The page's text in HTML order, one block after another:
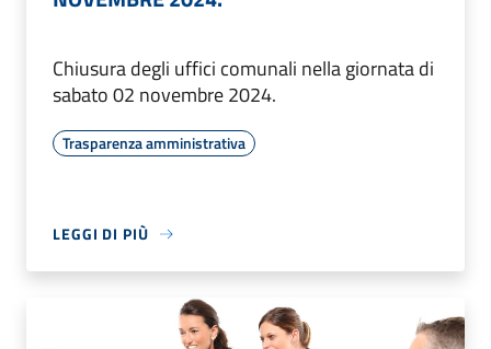
Chiusura degli uffici comunali nella giornata di
sabato 02 novembre 2024.
Trasparenza amministrativa
LEGGI DI PIÙ